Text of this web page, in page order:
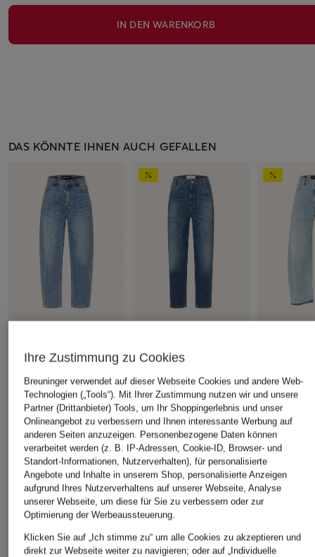
IN DEN WARENKORB
DAS KÖNNTE IHNEN AUCH GEFALLEN
Barrel Jeans YOANA
Boyfriend Jeans IVA
Ursprünglich:CHF 169 Ursprünglich:
ÄHNLICHE ARTIKEL ENTDECKEN
Ihre Zustimmung zu Cookies
Breuninger verwendet auf dieser Webseite Cookies und andere Web-
Technologien („Tools“). Mit Ihrer Zustimmung nutzen wir und unsere
Partner (Drittanbieter) Tools, um Ihr Shoppingerlebnis und unser
Onlineangebot zu verbessern und Ihnen interessante Werbung auf
anderen Seiten anzuzeigen. Personenbezogene Daten können
verarbeitet werden (z. B. IP-Adressen, Cookie-ID, Browser- und
Standort-Informationen, Nutzerverhalten), für personalisierte
Angebote und Inhalte in unserem Shop, personalisierte Anzeigen
aufgrund Ihres Nutzerverhaltens auf unserer Webseite, Analyse
unserer Webseite, um diese für Sie zu verbessern oder zur
Optimierung der Werbeaussteuerung.
Klicken Sie auf „Ich stimme zu“ um alle Cookies zu akzeptieren und
direkt zur Webseite weiter zu navigieren; oder auf „Individuelle